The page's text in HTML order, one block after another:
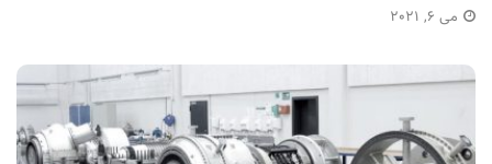
می 6, 2021